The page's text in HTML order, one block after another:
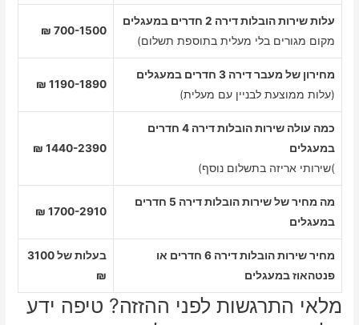
עלות שירות הובלות דירה 2 חדרים במעגלים
מקום מגורים בלי מעלית בתוספת תשלום)
700-1500 ₪
מחירון של מעבר דירה 3 חדרים במעגלים
(עלות ממוצעת לבניין עם מעלית)
1190-1890 ₪
כמה עולה שירות הובלות דירה 4 חדרים
במעגלים
)שירותי אריזה בתשלום נוסף)
1440-2390 ₪
מה מחיר של שירות הובלות דירה 5 חדרים
במעגלים
1700-2910 ₪
מחיר שירות הובלות דירה 6 חדרים או
פנטהאוז במעגלים
בעלות של 3100
₪
מלאי התרגשות לפני ההזזה? טיפה ידע